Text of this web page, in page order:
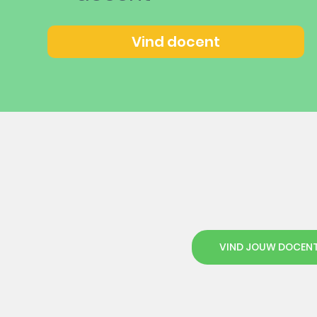
Vind docent
VIND JOUW